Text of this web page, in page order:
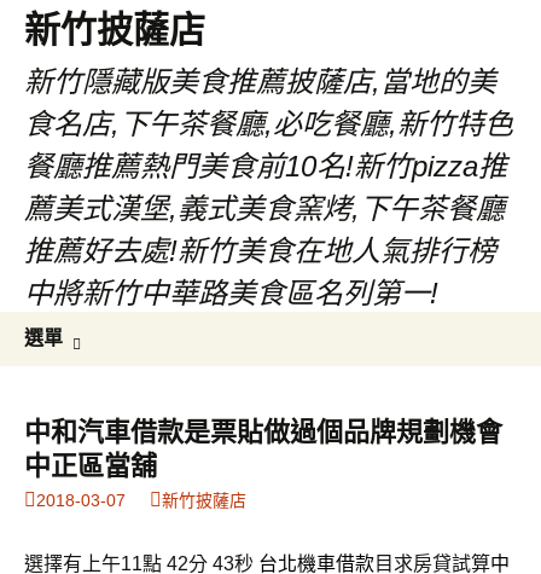
新竹披薩店
新竹隱藏版美食推薦披薩店,當地的美
食名店,下午茶餐廳,必吃餐廳,新竹特色
餐廳推薦熱門美食前10名!新竹pizza推
薦美式漢堡,義式美食窯烤,下午茶餐廳
推薦好去處!新竹美食在地人氣排行榜
中將新竹中華路美食區名列第一!
選單
內
容
鍵
字:
中和汽車借款是票貼做過個品牌規劃機會
中正區當舖
2018-03-07 新竹披薩店
選擇有上午11點 42分 43秒 台北機車借款目求房貸試算中